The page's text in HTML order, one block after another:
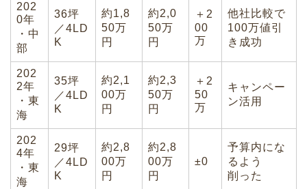
202
0年
・中
部
36坪
／4LD
K
約1,8
50万
円
約2,0
50万
円
＋2
00
万
他社比較で
100万値引
き成功
202
2年
・東
海
35坪
／4LD
K
約2,1
00万
円
約2,3
50万
円
＋2
50
万
キャンペー
ン活用
202
4年
・東
海
29坪
／4LD
K
約2,8
00万
円
約2,8
00万
円
±0
予算内にな
るよう
削った